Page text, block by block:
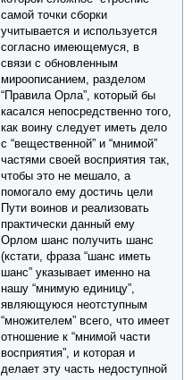
самой точки сборки
учитывается и используется
согласно имеющемуся, в
связи с обновленным
мироописанием, разделом
“Правила Орла”, который бы
касался непосредственно того,
как воину следует иметь дело
с “вещественной” и “мнимой”
частями своей восприятия так,
чтобы это не мешало, а
помогало ему достичь цели
Пути воинов и реализовать
практически данный ему
Орлом шанс получить шанс
(кстати, фраза “шанс иметь
шанс” указывает именно на
нашу “мнимую единицу”,
являющуюся неотступным
“множителем” всего, что имеет
отношение к “мнимой части
восприятия”, и которая и
делает эту часть недоступной